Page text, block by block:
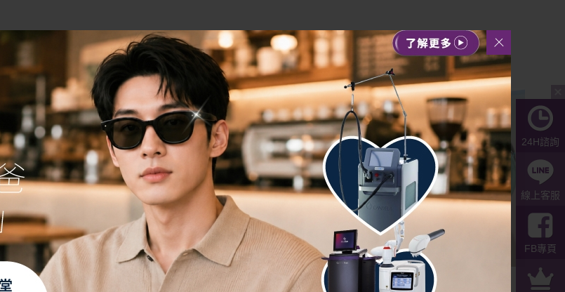
24H諮詢
線上客服
FB專頁
BEAUTYWITNESS
美麗見證
【EMBODY增肌減脂】雕塑核心線條 有
【ONDA PRO超微波】拍照不再狂喬角